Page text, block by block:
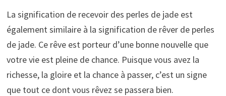
La signification de recevoir des perles de jade est
également similaire à la signification de rêver de perles
de jade. Ce rêve est porteur d’une bonne nouvelle que
votre vie est pleine de chance. Puisque vous avez la
richesse, la gloire et la chance à passer, c’est un signe
que tout ce dont vous rêvez se passera bien.